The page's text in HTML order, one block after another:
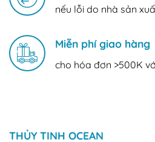
nếu lỗi do nhà sản
Miễn phí giao hàng
cho hóa đơn >500K
THỦY TINH OCEAN